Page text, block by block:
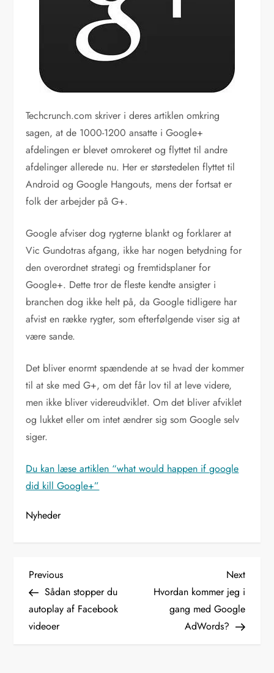
Techcrunch.com skriver i deres artiklen omkring
sagen, at de 1000-1200 ansatte i Google+
afdelingen er blevet omrokeret og flyttet til andre
afdelinger allerede nu. Her er størstedelen flyttet til
Android og Google Hangouts, mens der fortsat er
folk der arbejder på G+.
Google afviser dog rygterne blankt og forklarer at
Vic Gundotras afgang, ikke har nogen betydning for
den overordnet strategi og fremtidsplaner for
Google+. Dette tror de fleste kendte ansigter i
branchen dog ikke helt på, da Google tidligere har
afvist en række rygter, som efterfølgende viser sig at
være sande.
Det bliver enormt spændende at se hvad der kommer
til at ske med G+, om det får lov til at leve videre,
men ikke bliver videreudviklet. Om det bliver afviklet
og lukket eller om intet ændrer sig som Google selv
siger.
Du kan læse artiklen “what would happen if google
did kill Google+”
Nyheder
I
n
d
l
Previous
Post
Previous
Sådan stopper du
autoplay af Facebook
videoer
Next
Post
Next
Hvordan kommer jeg i
gang med Google
AdWords?